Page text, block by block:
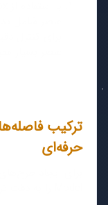
ترکیب
حرفه‌ای